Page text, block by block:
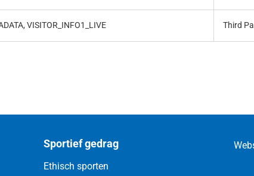
VISITOR_INFO1_LIVE Third
Sportief gedrag
Ethisch sporten